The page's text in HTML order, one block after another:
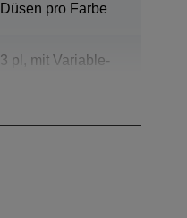
Düsen pro Farbe
3 pl, mit Variable-